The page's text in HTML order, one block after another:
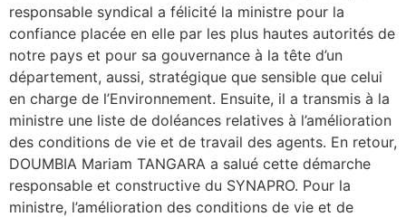
responsable syndical a félicité la ministre pour la
confiance placée en elle par les plus hautes autorités de
notre pays et pour sa gouvernance à la tête d’un
département, aussi, stratégique que sensible que celui
en charge de l’Environnement. Ensuite, il a transmis à la
ministre une liste de doléances relatives à l’amélioration
des conditions de vie et de travail des agents. En retour,
DOUMBIA Mariam TANGARA a salué cette démarche
responsable et constructive du SYNAPRO. Pour la
ministre, l’amélioration des conditions de vie et de